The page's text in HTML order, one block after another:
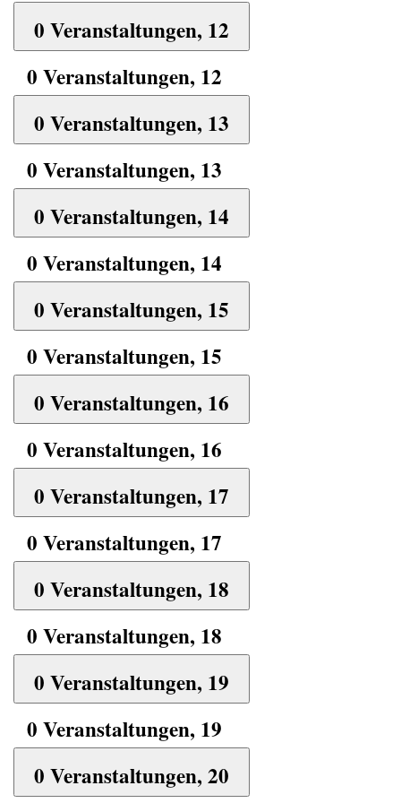
0 Veranstaltungen, 12
0 Veranstaltungen, 12
0 Veranstaltungen, 13
0 Veranstaltungen, 13
0 Veranstaltungen, 14
0 Veranstaltungen, 14
0 Veranstaltungen, 15
0 Veranstaltungen, 15
0 Veranstaltungen, 16
0 Veranstaltungen, 16
0 Veranstaltungen, 17
0 Veranstaltungen, 17
0 Veranstaltungen, 18
0 Veranstaltungen, 18
0 Veranstaltungen, 19
0 Veranstaltungen, 19
0 Veranstaltungen, 20